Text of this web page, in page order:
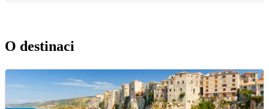
O destinaci